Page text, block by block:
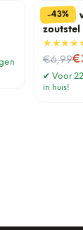
-43%
Bier en
zoutstel
€6,99
Nu voor
✔ Voor
in huis!